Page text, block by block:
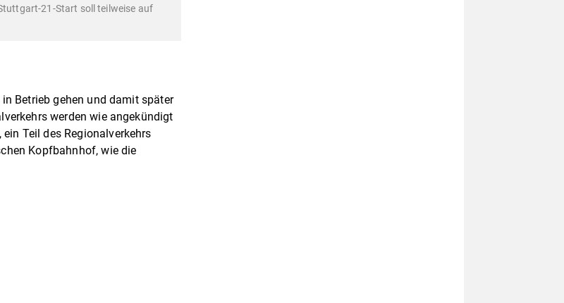
21-Start soll teilweise auf
Betrieb gehen und damit später
werden wie angekündigt
Teil des Regionalverkehrs
Kopfbahnhof, wie die